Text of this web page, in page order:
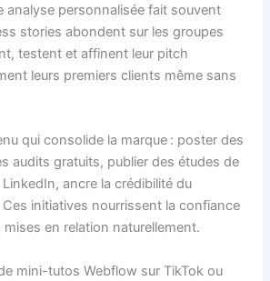
analyse personnalisée fait souvent
stories abondent sur les groupes
testent et affinent leur pitch
leurs premiers clients même sans
qui consolide la marque : poster des
audits gratuits, publier des études de
ancre la crédibilité du
initiatives nourrissent la confiance
en relation naturellement.
mini-tutos Webflow sur TikTok ou